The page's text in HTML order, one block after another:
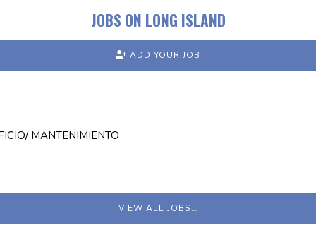
JOBS ON LONG ISLAND
ADD YOUR JOB
MANTENIMIENTO
VIEW ALL JOBS…